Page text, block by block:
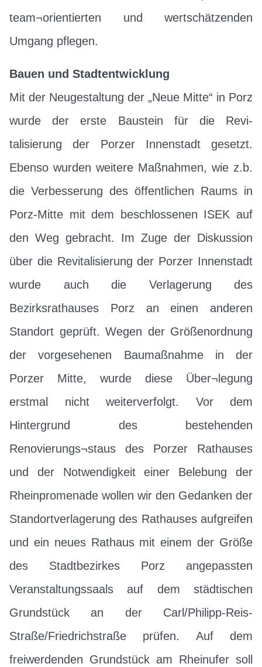
team¬orientierten und wertschätzenden
Umgang pflegen.
Bauen und Stadtentwicklung
Mit der Neugestaltung der „Neue Mitte“ in Porz
wurde der erste Baustein für die Revi-
talisierung der Porzer Innenstadt gesetzt.
Ebenso wurden weitere Maßnahmen, wie z.b.
die Verbesserung des öffentlichen Raums in
Porz-Mitte mit dem beschlossenen ISEK auf
den Weg gebracht. Im Zuge der Diskussion
über die Revitalisierung der Porzer Innenstadt
wurde auch die Verlagerung des
Bezirksrathauses Porz an einen anderen
Standort geprüft. Wegen der Größenordnung
der vorgesehenen Baumaßnahme in der
Porzer Mitte, wurde diese Über¬legung
erstmal nicht weiterverfolgt. Vor dem
Hintergrund des bestehenden
Renovierungs¬staus des Porzer Rathauses
und der Notwendigkeit einer Belebung der
Rheinpromenade wollen wir den Gedanken der
Standortverlagerung des Rathauses aufgreifen
und ein neues Rathaus mit einem der Größe
des Stadtbezirkes Porz angepassten
Veranstaltungssaals auf dem städtischen
Grundstück an der Carl/Philipp-Reis-
Straße/Friedrichstraße prüfen. Auf dem
freiwerdenden Grundstück am Rheinufer soll